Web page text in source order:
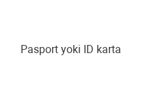
Pasport yoki ID karta